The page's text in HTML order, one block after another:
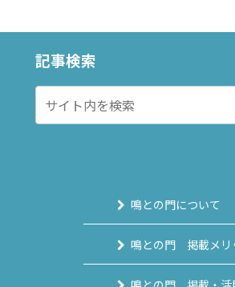
記事検索
鳴との門について
鳴との門 掲載メリ